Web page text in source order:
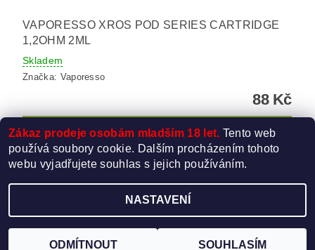
VAPORESSO XROS POD SERIES CARTRIDGE
1,2OHM 2ML
Skladem
Značka: Vaporesso
88 Kč
Vytvořil Shoptet
Zákaz prodeje osobám mladším 18 let. Tento web
používá soubory cookie. Dalším procházením tohoto
webu vyjadřujete souhlas s jejich používáním.
NASTAVENÍ
ODMÍTNOUT SOUHLASÍM